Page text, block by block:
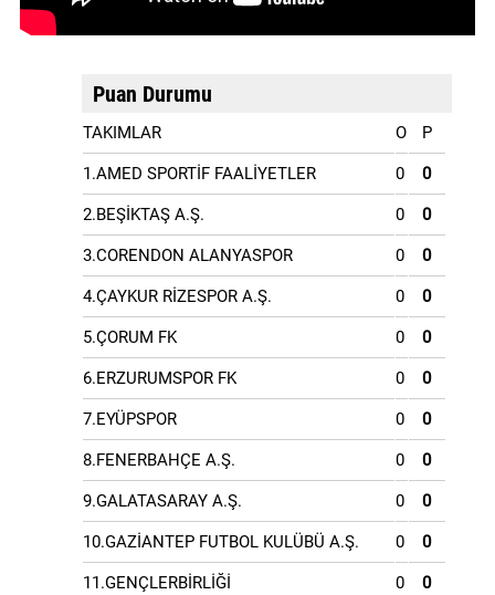
Puan Durumu
TAKIMLAR O P
1.AMED SPORTİF FAALİYETLER 0 0
2.BEŞİKTAŞ A.Ş. 0 0
3.CORENDON ALANYASPOR 0 0
4.ÇAYKUR RİZESPOR A.Ş. 0 0
5.ÇORUM FK 0 0
6.ERZURUMSPOR FK 0 0
7.EYÜPSPOR 0 0
8.FENERBAHÇE A.Ş. 0 0
9.GALATASARAY A.Ş. 0 0
10.GAZİANTEP FUTBOL KULÜBÜ A.Ş. 0 0
11.GENÇLERBİRLİĞİ 0 0